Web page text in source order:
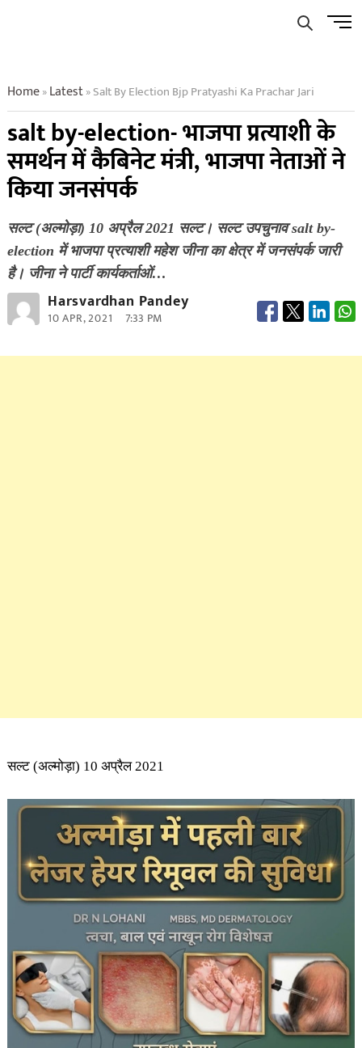
Menu
Home»Latest»Salt By Election Bjp Pratyashi Ka Prachar Jari
salt by-election- भाजपा प्रत्याशी के
समर्थन में कैबिनेट मंत्री, भाजपा नेताओं ने
किया जनसंपर्क
सल्ट (अल्मोड़ा) 10 अप्रैल 2021 सल्ट। सल्ट उपचुनाव salt by-
election में भाजपा प्रत्याशी महेश जीना का क्षेत्र में जनसंपर्क जारी
है। जीना ने पार्टी कार्यकर्ताओं…
Harsvardhan Pandey
10 APR, 2021 7:33 PM
सल्ट (अल्मोड़ा) 10 अप्रैल 2021